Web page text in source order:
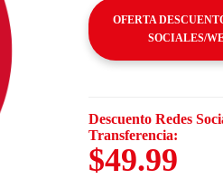
OFERTA
SOCIALES/
Descuento Redes
Transferencia:
$49.99